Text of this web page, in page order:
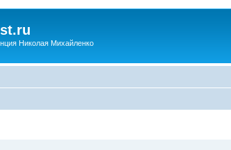
Николая Михайленко